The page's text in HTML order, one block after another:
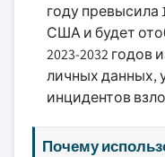
году превысила
США и будет
2023-2032 годов
личных данных,
инцидентов
Почему